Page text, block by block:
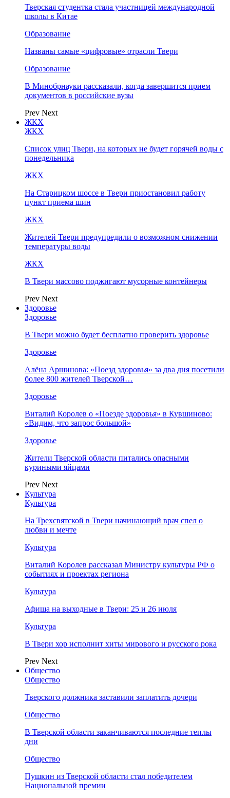
Тверская студентка стала участницей международной
школы в Китае
Образование
Названы самые «цифровые» отрасли Твери
Образование
В Минобрнауки рассказали, когда завершится прием
документов в российские вузы
Prev Next
ЖКХ
ЖКХ
Список улиц Твери, на которых не будет горячей воды с
понедельника
ЖКХ
На Старицком шоссе в Твери приостановил работу
пункт приема шин
ЖКХ
Жителей Твери предупредили о возможном снижении
температуры воды
ЖКХ
В Твери массово поджигают мусорные контейнеры
Prev Next
Здоровье
Здоровье
В Твери можно будет бесплатно проверить здоровье
Здоровье
Алёна Аршинова: «Поезд здоровья» за два дня посетили
более 800 жителей Тверской…
Здоровье
Виталий Королев о «Поезде здоровья» в Кувшиново:
«Видим, что запрос большой»
Здоровье
Жители Тверской области питались опасными
куриными яйцами
Prev Next
Культура
Культура
На Трехсвятской в Твери начинающий врач спел о
любви и мечте
Культура
Виталий Королев рассказал Министру культуры РФ о
событиях и проектах региона
Культура
Афиша на выходные в Твери: 25 и 26 июля
Культура
В Твери хор исполнит хиты мирового и русского рока
Prev Next
Общество
Общество
Тверского должника заставили заплатить дочери
Общество
В Тверской области заканчиваются последние теплы
дни
Общество
Пушкин из Тверской области стал победителем
Национальной премии